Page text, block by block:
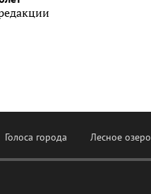
Голоса города Лесное озеро